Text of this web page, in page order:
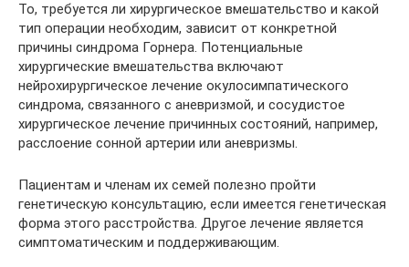
То, требуется ли хирургическое вмешательство и какой
тип операции необходим, зависит от конкретной
причины синдрома Горнера. Потенциальные
хирургические вмешательства включают
нейрохирургическое лечение окулосимпатического
синдрома, связанного с аневризмой, и сосудистое
хирургическое лечение причинных состояний, например,
расслоение сонной артерии или аневризмы.
Пациентам и членам их семей полезно пройти
генетическую консультацию, если имеется генетическая
форма этого расстройства. Другое лечение является
симптоматическим и поддерживающим.